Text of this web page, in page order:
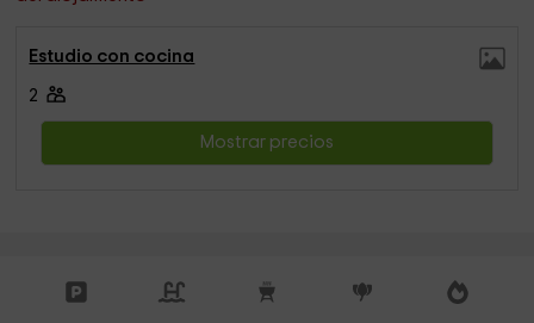
Estudio con cocina
2
Mostrar precios